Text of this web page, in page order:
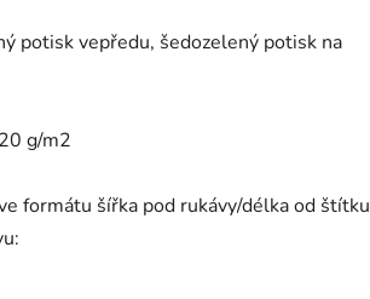
potisk vepředu, šedozelený potisk na
g/m2
formátu šířka pod rukávy/délka od štítku